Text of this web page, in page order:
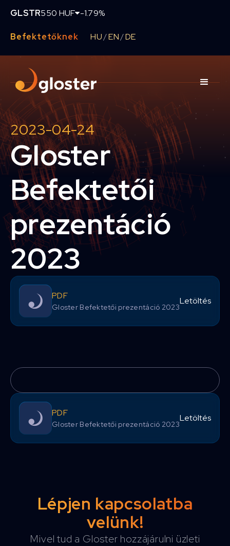
GLSTR550 HUF -1.79%
Befektetőknek HU /EN /DE
2023-04-24
Gloster
Befektetői
prezentáció
2023
PDF
Gloster Befektetői prezentáció 2023
Letöltés
PDF
Gloster Befektetői prezentáció 2023
Letöltés
Lépjen kapcsolatba
velünk!
Mivel tud a Gloster hozzájárulni üzleti